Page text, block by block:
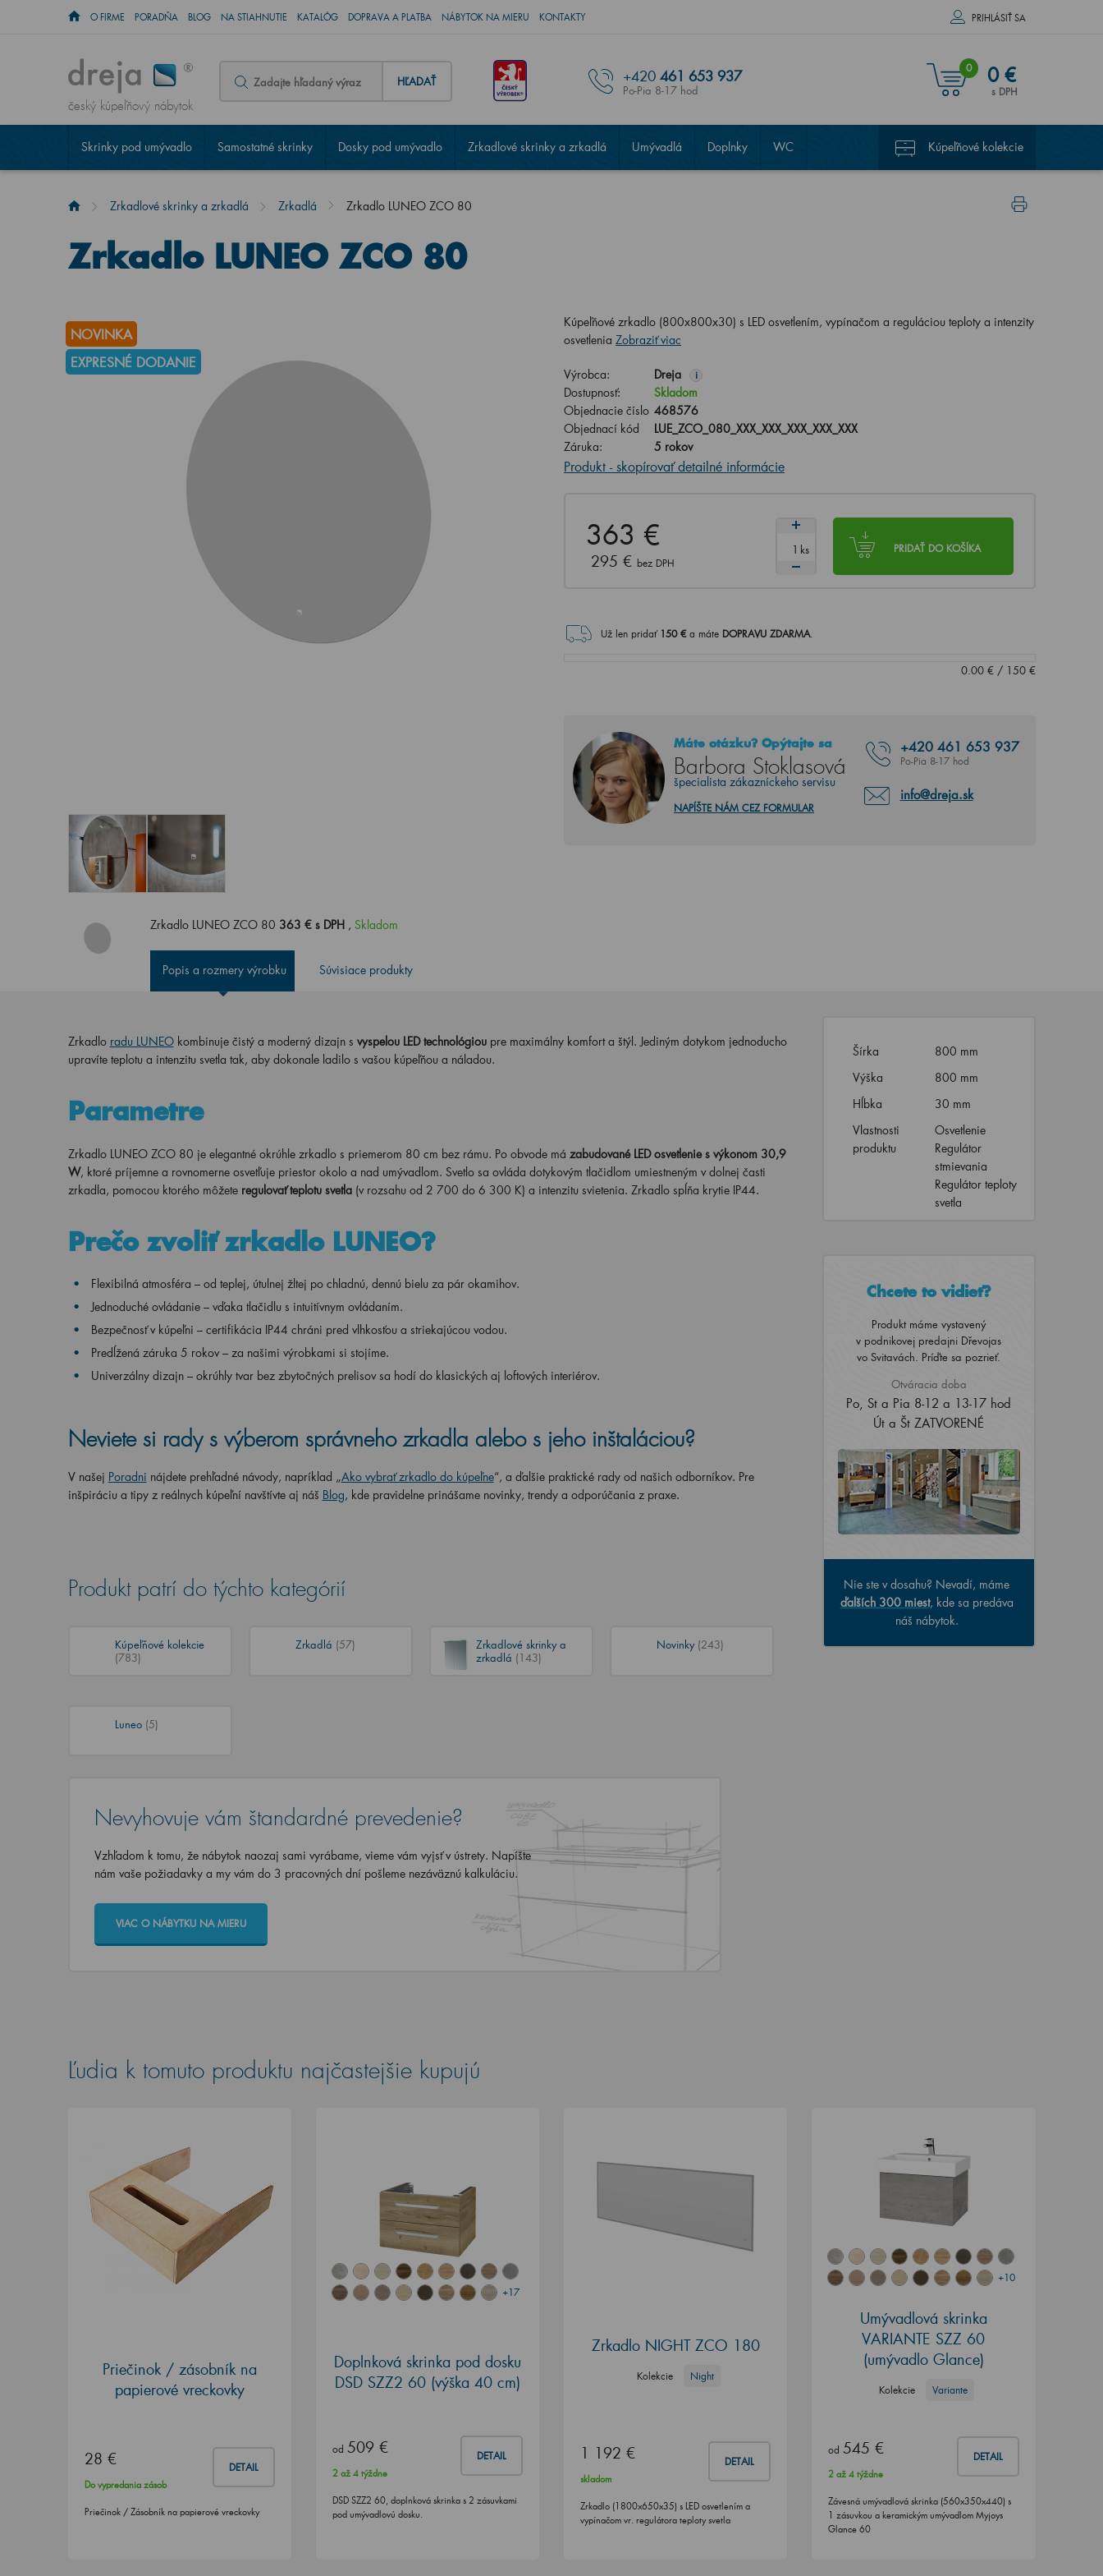
O FIRME PORADŇA BLOG NA STIAHNUTIE KATALÓG DOPRAVA A PLATBA NÁBYTOK NA MIERU KONTAKTY PRIHLÁSIŤ SA
český kúpeľňový nábytok
HĽADAŤ +420 461 653 937
Po-Pia 8-17 hod
0 0 €
s DPH
Skrinky pod umývadlo Samostatné skrinky Dosky pod umývadlo Zrkadlové skrinky a zrkadlá Umývadlá Doplnky WC Kúpeľňové kolekcie
Zrkadlové skrinky a zrkadlá Zrkadlá Zrkadlo LUNEO ZCO 80
Zrkadlo LUNEO ZCO 80
NOVINKA
EXPRESNÉ DODANIE
Kúpeľňové zrkadlo (800x800x30) s LED osvetlením, vypínačom a reguláciou teploty a intenzity
osvetlenia Zobraziť viac
Výrobca: Dreja i
Dostupnosť:
Skladom
Objednacie číslo 468576
Objednací kód
LUE_ZCO_080_XXX_XXX_XXX_XXX_XXX
Záruka:
5 rokov
Produkt - skopírovať detailné informácie
363 €
295 € bez DPH
PRIDAŤ DO KOŠÍKA
ks
Už len pridať 150€ a máte DOPRAVU ZDARMA.
0.00€/ 150€
Máte otázku? Opýtajte sa
Barbora Stoklasová
špecialista zákazníckeho servisu
+420 461 653 937
Po-Pia 8-17 hod
info@dreja.sk
NAPÍŠTE NÁM CEZ FORMULAR
Zrkadlo LUNEO ZCO 80 363 € s DPH ,Skladom
Popis a rozmery výrobku Súvisiace produkty
Zrkadlo radu LUNEOkombinuje čistý a moderný dizajn s vyspelou LED technológiou pre maximálny komfort a štýl. Jediným dotykom jednoducho
upravíte teplotu a intenzitu svetla tak, aby dokonale ladilo s vašou kúpeľňou a náladou.
Parametre
Zrkadlo LUNEO ZCO 80 je elegantné okrúhle zrkadlo s priemerom 80 cm bez rámu. Po obvode má zabudované LED osvetlenie s výkonom 30,9
W, ktoré príjemne a rovnomerne osvetľuje priestor okolo a nad umývadlom. Svetlo sa ovláda dotykovým tlačidlom umiestneným v dolnej časti
zrkadla, pomocou ktorého môžete regulovať teplotu svetla (v rozsahu od 2 700 do 6 300 K) a intenzitu svietenia. Zrkadlo spĺňa krytie IP44.
Prečo zvoliť zrkadlo LUNEO?
Flexibilná atmosféra – od teplej, útulnej žltej po chladnú, dennú bielu za pár okamihov.
Jednoduché ovládanie – vďaka tlačidlu s intuitívnym ovládaním.
Bezpečnosť v kúpeľni – certifikácia IP44 chráni pred vlhkosťou a striekajúcou vodou.
Predĺžená záruka 5 rokov – za našimi výrobkami si stojíme.
Univerzálny dizajn – okrúhly tvar bez zbytočných prelisov sa hodí do klasických aj loftových interiérov.
Neviete si rady s výberom správneho zrkadla alebo s jeho inštaláciou?
V našej Poradni nájdete prehľadné návody, napríklad „Ako vybrať zrkadlo do kúpeľne“, a ďalšie praktické rady od našich odborníkov. Pre
inšpiráciu a tipy z reálnych kúpeľní navštívte aj náš Blog, kde pravidelne prinášame novinky, trendy a odporúčania z praxe.
Produkt patrí do týchto kategórií
Kúpeľňové kolekcie
(783)
Zrkadlá (57)
Zrkadlové skrinky a
zrkadlá (143)
Novinky (243)
Luneo (5)
Nevyhovuje vám štandardné prevedenie?
Vzhľadom k tomu, že nábytok naozaj sami vyrábame, vieme vám vyjsť v ústrety. Napíšte
nám vaše požiadavky a my vám do 3 pracovných dní pošleme nezáväznú kalkuláciu.
VIAC O NÁBYTKU NA MIERU
Šírka
800 mm
Výška
800 mm
Hĺbka
30 mm
Vlastnosti
produktu
Osvetlenie
Regulátor
stmievania
Regulátor teploty
svetla
Chcete to vidieť?
Produkt máme vystavený
v podnikovej predajni Dřevojas
vo Svitavách. Príďte sa pozrieť.
Otváracia doba
Po, St a Pia 8-12 a 13-17 hod
Út a Št ZATVORENÉ
Nie ste v dosahu? Nevadí, máme
ďalších 300 miest, kde sa predáva
náš nábytok.
Ľudia k tomuto produktu najčastejšie kupujú
Priečinok / zásobník na
papierové vreckovky
28 € DETAIL
Do vypredania zásob
Priečinok / Zásobník na papierové vreckovky
+17
Doplnková skrinka pod dosku
DSD SZZ2 60 (výška 40 cm)
od 509 € DETAIL
2 až 4 týždne
DSD SZZ2 60, doplnková skrinka s 2 zásuvkami
pod umývadlovú dosku.
Zrkadlo NIGHT ZCO 180
Kolekcie Night
1 192 € DETAIL
skladom
Zrkadlo (1800x650x35) s LED osvetlením a
vypínačom vr. regulátora teploty svetla
+10
Umývadlová skrinka
VARIANTE SZZ 60
(umývadlo Glance)
Kolekcie Variante
od545 € DETAIL
2 až 4 týždne
Závesná umývadlová skrinka (560x350x440) s
1 zásuvkou a keramickým umývadlom Myjoys
Glance 60